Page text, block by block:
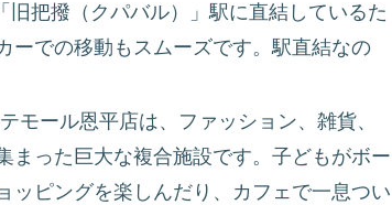
把撥（クパバル）」駅に直結しているた
ーでの移動もスムーズです。駅直結なの
モール恩平店は、ファッション、雑貨、
まった巨大な複合施設です。子どもがボー
ッピングを楽しんだり、カフェで一息つい